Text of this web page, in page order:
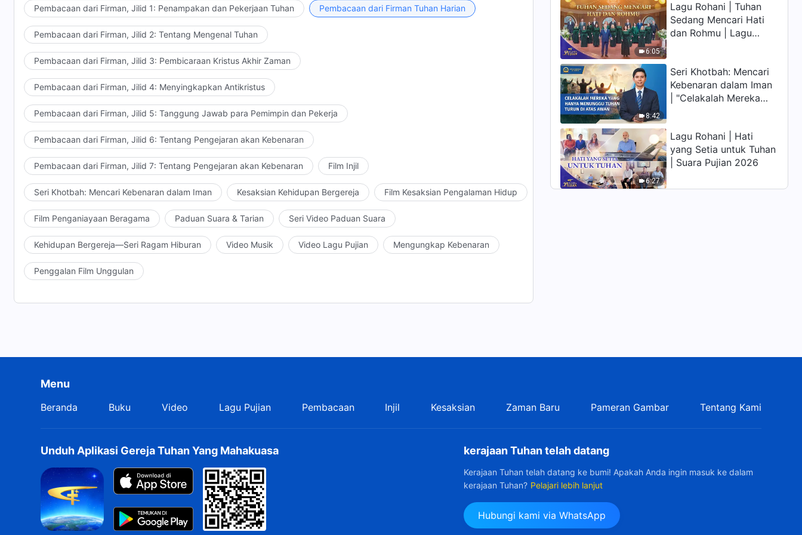
4:55
Firman Tuhan Harian:
Inkarnasi | Kutipan 121
9:59
Firman Tuhan Harian:
Inkarnasi | Kutipan 122
8:24
Firman Tuhan Harian:
Inkarnasi | Kutipan 123
Firman Tuhan Harian:
16:26
melihat aspek Tuhan yang nyata. Jangan terbawa atau tersesat dalam khayalanmu, yang selalu menantikan
hari ketika Tuhan Yesus tiba-tiba turun di antaramu di atas awan untuk membawa engkau semua yang tidak
pernah mengenal atau melihat-Nya, dan yang tidak tahu bagaimana melakukan kehendak-Nya. Lebih baik
pikirkanlah hal-hal yang lebih nyata!
Pembacaan dari Firman, Jilid 1: Penampakan dan Pekerjaan Tuhan Pembacaan dari Firman Tuhan Harian
Pembacaan dari Firman, Jilid 2: Tentang Mengenal Tuhan
Pembacaan dari Firman, Jilid 3: Pembicaraan Kristus Akhir Zaman
Pembacaan dari Firman, Jilid 4: Menyingkapkan Antikristus
Pembacaan dari Firman, Jilid 5: Tanggung Jawab para Pemimpin dan Pekerja
Pembacaan dari Firman, Jilid 6: Tentang Pengejaran akan Kebenaran
Pembacaan dari Firman, Jilid 7: Tentang Pengejaran akan Kebenaran Film Injil
Seri Khotbah: Mencari Kebenaran dalam Iman Kesaksian Kehidupan Bergereja Film Kesaksian Pengalaman Hidup
Film Penganiayaan Beragama Paduan Suara & Tarian Seri Video Paduan Suara
Kehidupan Bergereja—Seri Ragam Hiburan Video Musik Video Lagu Pujian Mengungkap Kebenaran
Penggalan Film Unggulan
memiliki hidup yang
kekal"?
6:05
Lagu Rohani | Tuhan
Sedang Mencari Hati
dan Rohmu | Lagu
8:42
Seri Khotbah: Mencari
Kebenaran dalam Iman
| "Celakalah Mereka
Awan"
6:27
Lagu Rohani | Hati
yang Setia untuk Tuhan
| Suara Pujian 2026
Menu
Beranda Buku Video Lagu Pujian Pembacaan Injil Kesaksian Zaman Baru Pameran Gambar Tentang Kami
Unduh Aplikasi Gereja Tuhan Yang Mahakuasa kerajaan Tuhan telah datang
Kerajaan Tuhan telah datang ke bumi! Apakah Anda ingin masuk ke dalam
kerajaan Tuhan? Pelajari lebih lanjut
Hubungi kami via WhatsApp